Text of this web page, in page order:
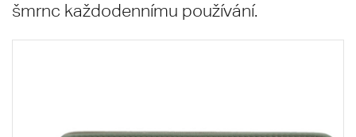
šmrnc každodennímu používání.